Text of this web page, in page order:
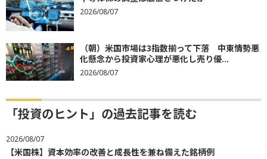
2026/08/07
（朝）米国市場は3指数揃って下落 中東情勢悪
化懸念から投資家心理が悪化し売り優...
2026/08/07
「投資のヒント」の過去記事を読む
2026/08/07
【米国株】資本効率の改善と成長性を兼ね備えた銘柄例